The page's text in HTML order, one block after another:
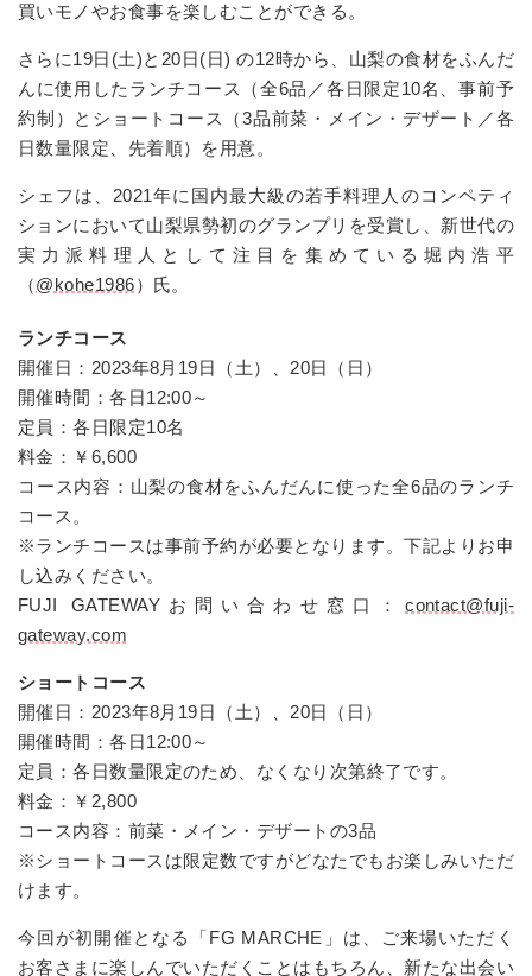
買いモノやお食事を楽しむことができる。
さらに19日(土)と20日(日) の12時から、山梨の食材をふんだ
んに使用したランチコース（全6品／各日限定10名、事前予
約制）とショートコース（3品前菜・メイン・デザート／各
日数量限定、先着順）を用意。
シェフは、2021年に国内最大級の若手料理人のコンペティ
ションにおいて山梨県勢初のグランプリを受賞し、新世代の
実力派料理人として注目を集めている堀内浩平
（@kohe1986）氏。
ランチコース
開催日：2023年8月19日（土）、20日（日）
開催時間：各日12:00～
定員：各日限定10名
料金：￥6,600
コース内容：山梨の食材をふんだんに使った全6品のランチ
コース。
※ランチコースは事前予約が必要となります。下記よりお申
し込みください。
FUJI GATEWAYお問い合わせ窓口：contact@fuji-
gateway.com
ショートコース
開催日：2023年8月19日（土）、20日（日）
開催時間：各日12:00～
定員：各日数量限定のため、なくなり次第終了です。
料金：￥2,800
コース内容：前菜・メイン・デザートの3品
※ショートコースは限定数ですがどなたでもお楽しみいただ
けます。
今回が初開催となる「FG MARCHE」は、ご来場いただく
お客さまに楽しんでいただくことはもちろん、新たな出会い